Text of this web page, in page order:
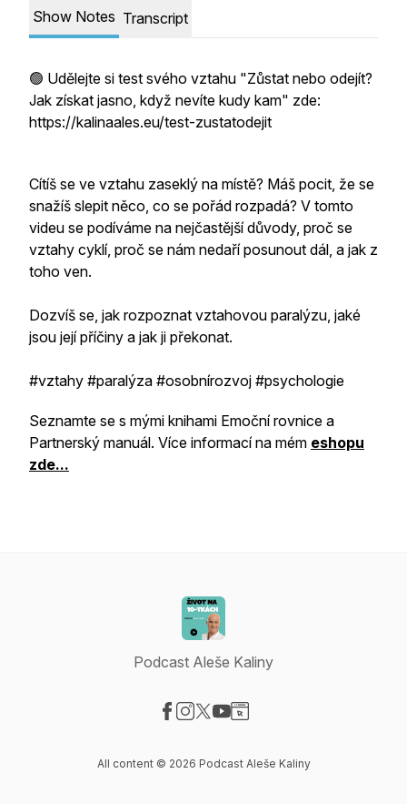
Show Notes Transcript
🟢 Udělejte si test svého vztahu "Zůstat nebo odejít?
Jak získat jasno, když nevíte kudy kam" zde:
https://kalinaales.eu/test-zustatodejit
Cítíš se ve vztahu zaseklý na místě? Máš pocit, že se
snažíš slepit něco, co se pořád rozpadá? V tomto
videu se podíváme na nejčastější důvody, proč se
vztahy cyklí, proč se nám nedaří posunout dál, a jak z
toho ven.
Dozvíš se, jak rozpoznat vztahovou paralýzu, jaké
jsou její příčiny a jak ji překonat.
#vztahy #paralýza #osobnírozvoj #psychologie
Seznamte se s mými knihami Emoční rovnice a
Partnerský manuál. Více informací na mém eshopu
zde...
Podcast Aleše Kaliny
All content © 2026 Podcast Aleše Kaliny